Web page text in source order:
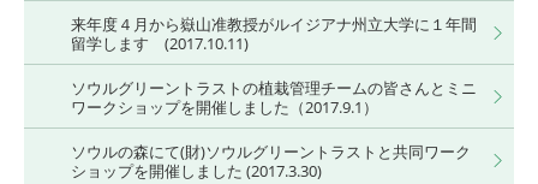
来年度４月から嶽山准教授がルイジアナ州立大学に１年間
留学します (2017.10.11)
ソウルグリーントラストの植栽管理チームの皆さんとミニ
ワークショップを開催しました（2017.9.1）
ソウルの森にて(財)ソウルグリーントラストと共同ワーク
ショップを開催しました (2017.3.30)